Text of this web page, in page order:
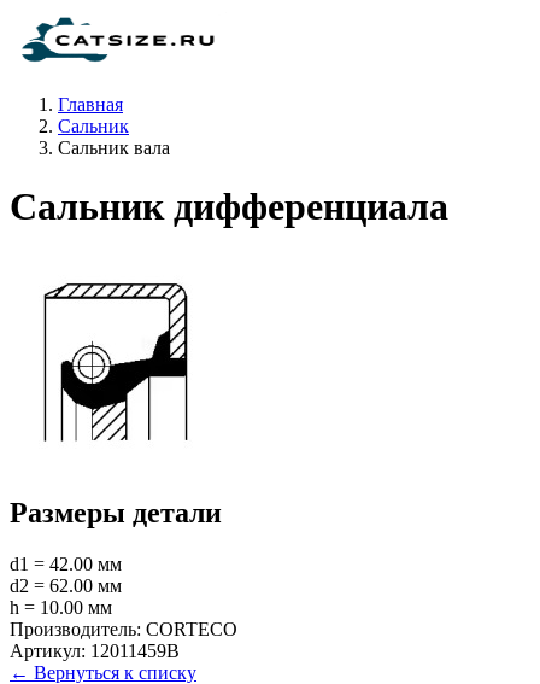
Главная
Сальник
Сальник вала
Сальник дифференциала
Размеры детали
d1 = 42.00 мм
d2 = 62.00 мм
h = 10.00 мм
Производитель: CORTECO
Артикул: 12011459B
← Вернуться к списку